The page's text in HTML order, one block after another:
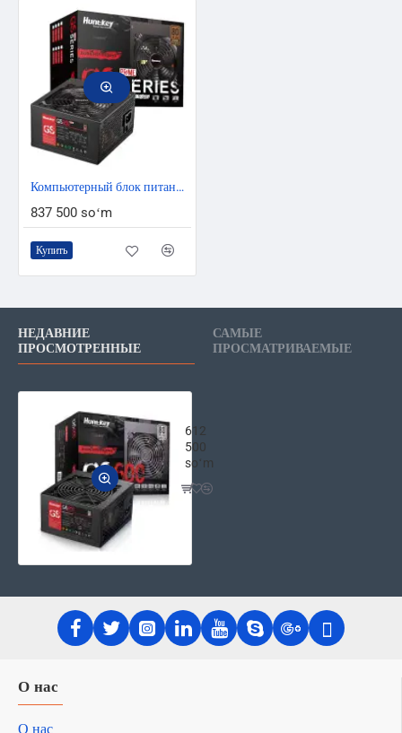
Компьютерный блок питания HuntKey 650 Ватт GS850 PRIME 80+ Bronze
837 500 soʻm
Купить
НЕДАВНИЕ
ПРОСМОТРЕННЫЕ
САМЫЕ
ПРОСМАТРИВАЕМЫЕ
612
500
soʻm
О нас
О нас